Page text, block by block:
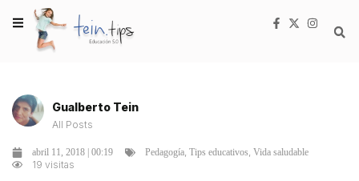
Gualberto Tein
All Posts
abril 11, 2018 | 00:19 Pedagogía, Tips educativos, Vida saludable
19 visitas